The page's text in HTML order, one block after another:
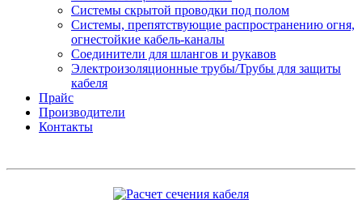
Системы скрытой проводки под полом
Системы, препятствующие распространению огня,
огнестойкие кабель-каналы
Соединители для шлангов и рукавов
Электроизоляционные трубы/Трубы для защиты
кабеля
Прайс
Производители
Контакты